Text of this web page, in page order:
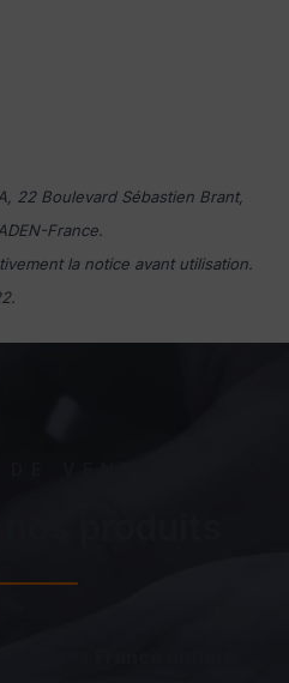
22 Boulevard Sébastien Brant,
France.
la notice avant utilisation.